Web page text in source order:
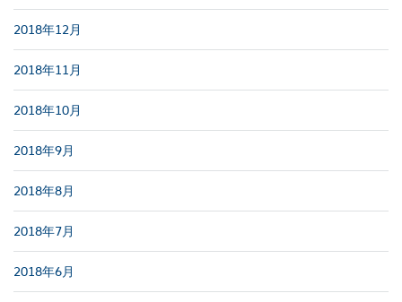
2018年12月
2018年11月
2018年10月
2018年9月
2018年8月
2018年7月
2018年6月